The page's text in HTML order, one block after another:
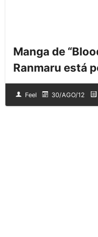
Manga de
Ranmaru está
Feel 30/AGO/12